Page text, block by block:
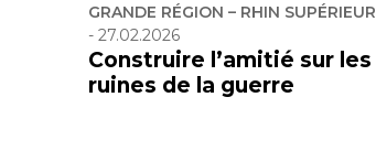
GRANDE RÉGION – RHIN SUPÉRIEUR
- 27.02.2026
Construire l’amitié sur les
ruines de la guerre